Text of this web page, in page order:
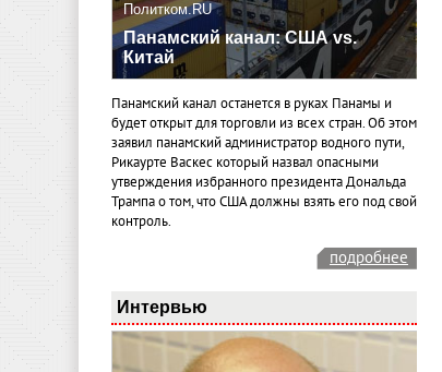
Политком.RU
Панамский канал: США vs.
Китай
Панамский канал останется в руках Панамы и
будет открыт для торговли из всех стран. Об этом
заявил панамский администратор водного пути,
Рикаурте Васкес который назвал опасными
утверждения избранного президента Дональда
Трампа о том, что США должны взять его под свой
контроль.
подробнее
Интервью